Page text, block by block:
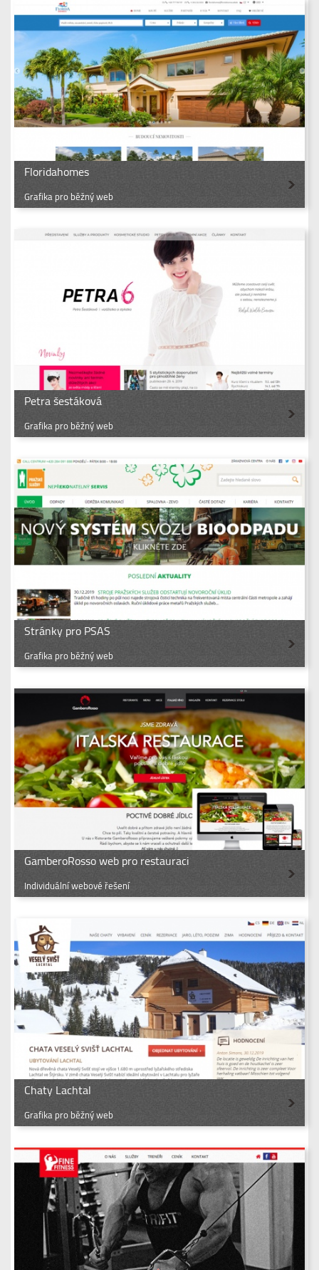
Floridahomes
Grafika pro běžný web
Petra šestáková
Grafika pro běžný web
Stránky pro PSAS
Grafika pro běžný web
GamberoRosso web pro restauraci
Individuální webové řešení
Chaty Lachtal
Grafika pro běžný web